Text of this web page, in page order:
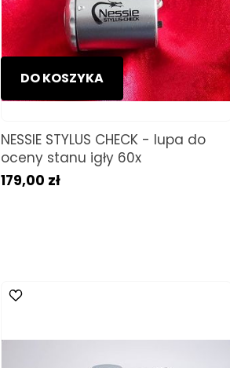
DO KOSZYKA
NESSIE STYLUS CHECK - lupa do
oceny stanu igły 60x
179,00 zł